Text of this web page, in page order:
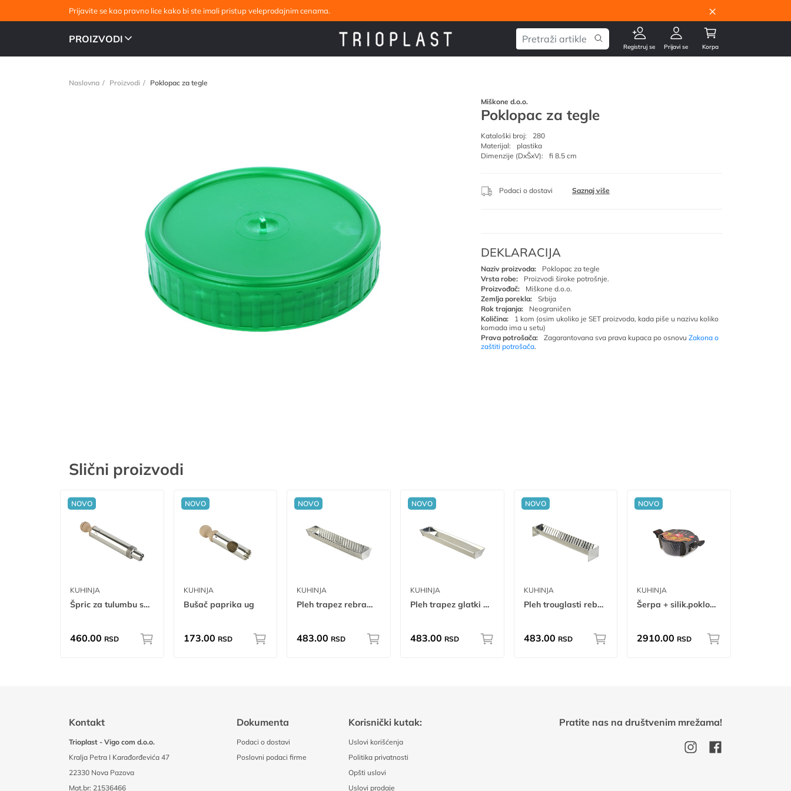
Prijavite se kao pravno lice kako bi ste imali pristup veleprodajnim cenama. ×
PROIZVODI
Registruj se Prijavi se Korpa
Naslovna Proizvodi Poklopac za tegle
Miškone d.o.o.
Poklopac za tegle
Kataloški broj:
280
Materijal:
plastika
Dimenzije (DxŠxV):
fi 8.5 cm
Podaci o dostavi Saznaj više
DEKLARACIJA
Naziv proizvoda:
Poklopac za tegle
Vrsta robe:
Proizvodi široke potrošnje.
Proizvođač:
Miškone d.o.o.
Zemlja porekla:
Srbija
Rok trajanja:
Neograničen
Količina:
1 kom (osim ukoliko je SET proizvoda, kada piše u nazivu koliko
komada ima u setu)
Prava potrošača:
Zagarantovana sva prava kupaca po osnovu Zakona o
zaštiti potrošača.
Slični proizvodi
NOVO
KUHINJA
Špric za tulumbu sa nastavkom ug
460.00 RSD
NOVO
KUHINJA
Bušač paprika ug
173.00 RSD
NOVO
KUHINJA
Pleh trapez rebrasti ug
483.00 RSD
NOVO
KUHINJA
Pleh trapez glatki ug
483.00 RSD
NOVO
KUHINJA
Pleh trouglasti rebrasti ug
483.00 RSD
NOVO
KUHINJA
Šerpa + silik.poklopac Megastone 2,2L W
2910.00 RSD
Kontakt
Trioplast - Vigo com d.o.o.
Kralja Petra I Karađorđevića 47
22330 Nova Pazova
Mat.br: 21536466
Dokumenta
Podaci o dostavi
Poslovni podaci firme
Korisnički kutak:
Uslovi korišćenja
Politika privatnosti
Opšti uslovi
Uslovi prodaje
Pratite nas na društvenim mrežama!